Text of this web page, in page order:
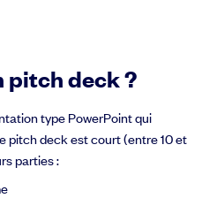
pitch deck ?
type PowerPoint qui
pitch deck est court (entre 10 et
parties :